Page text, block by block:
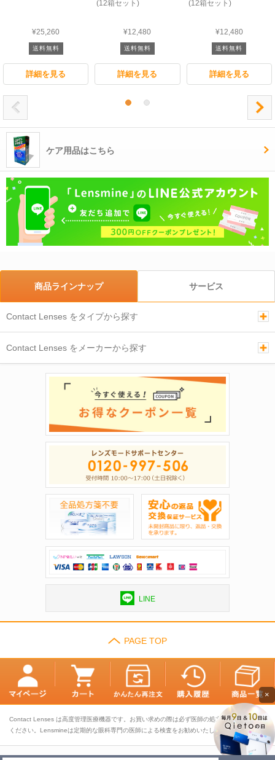
¥25,260
送料無料
詳細を見る
(12箱セット)
¥12,480
送料無料
詳細を見る
(12箱セット)
¥12,480
送料無料
詳細を見る
ケア用品はこちら
商品ラインナップ
Contact Lenses をタイプから探す
Contact Lenses をメーカーから探す
サービス
LINE
PAGE TOP
Contact Lenses は高度管理医療機器です。お買い求めの際は必ず医師の処方に基づきお選び
ください。Lensmineは定期的な眼科専門の医師による検査をお勧めいたします。
×